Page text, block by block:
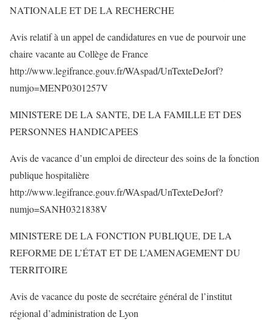
NATIONALE ET DE LA RECHERCHE
Avis relatif à un appel de candidatures en vue de pourvoir une
chaire vacante au Collège de France
http://www.legifrance.gouv.fr/WAspad/UnTexteDeJorf?
numjo=MENP0301257V
MINISTERE DE LA SANTE, DE LA FAMILLE ET DES
PERSONNES HANDICAPEES
Avis de vacance d’un emploi de directeur des soins de la fonction
publique hospitalière
http://www.legifrance.gouv.fr/WAspad/UnTexteDeJorf?
numjo=SANH0321838V
MINISTERE DE LA FONCTION PUBLIQUE, DE LA
REFORME DE L’ÉTAT ET DE L’AMENAGEMENT DU
TERRITOIRE
Avis de vacance du poste de secrétaire général de l’institut
régional d’administration de Lyon